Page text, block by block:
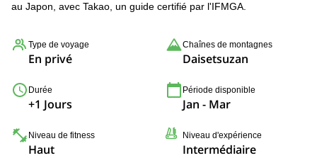
au Japon, avec Takao, un guide certifié par l'IFMGA.
Type de voyage
En privé
Chaînes de montagnes
Daisetsuzan
Durée
+1 Jours
Période disponible
Jan - Mar
Niveau de fitness
Haut
Niveau d'expérience
Intermédiaire